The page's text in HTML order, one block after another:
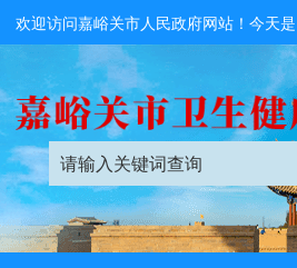
欢迎访问嘉峪关市人民政府网站！今天